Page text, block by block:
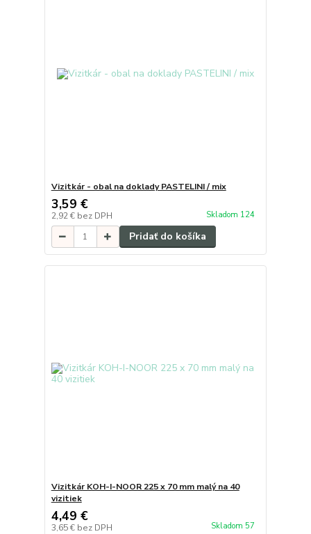
Vizitkár - obal na doklady PASTELINI / mix
3,59 €
2,92 € bez DPH Skladom 124
Pridať do košíka
Vizitkár KOH-I-NOOR 225 x 70 mm malý na 40
vizitiek
4,49 €
3,65 € bez DPH Skladom 57